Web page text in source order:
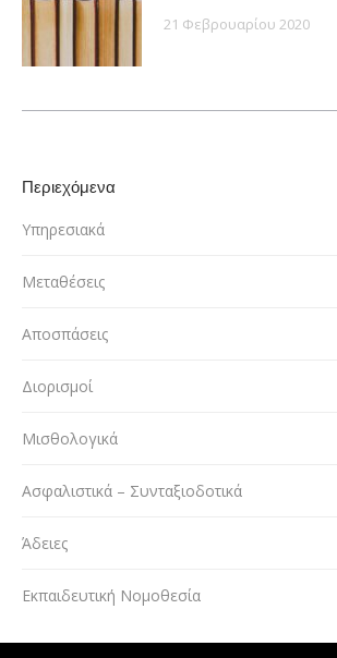
21 Φεβρουαρίου 2020
Περιεχόμενα
Υπηρεσιακά
Μεταθέσεις
Αποσπάσεις
Διορισμοί
Μισθολογικά
Ασφαλιστικά – Συνταξιοδοτικά
Άδειες
Εκπαιδευτική Νομοθεσία